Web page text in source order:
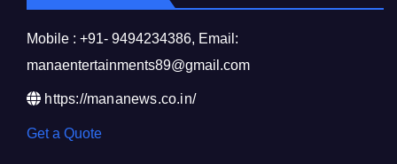
Mobile : +91- 9494234386, Email:
manaentertainments89@gmail.com
https://mananews.co.in/
Get a Quote